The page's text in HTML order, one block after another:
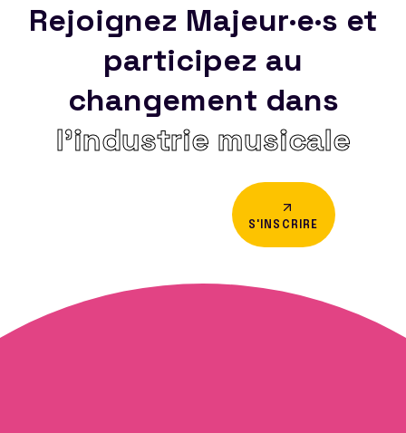
Rejoignez Majeur·e·s et
participez au
changement dans
l’industrie musicale
S'INSCRIRE